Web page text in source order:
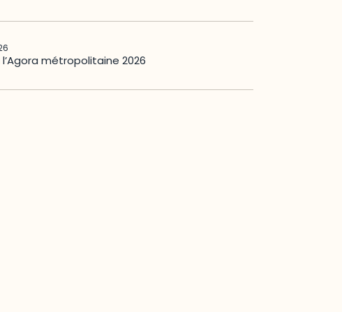
l’Agora métropolitaine 2026